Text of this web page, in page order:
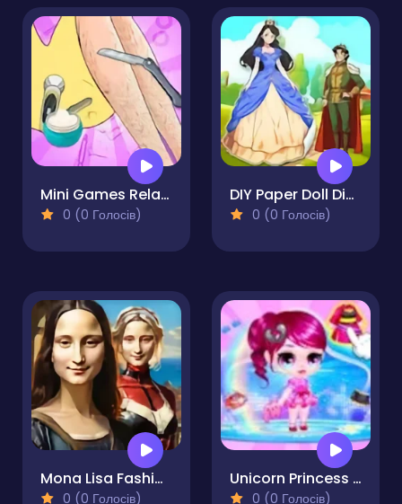
Mini Games Relax Collection
0 (0 Голосів)
DIY Paper Doll Diary
0 (0 Голосів)
Mona Lisa Fashion Experiments
0 (0 Голосів)
Unicorn Princess Dress Up
0 (0 Голосів)